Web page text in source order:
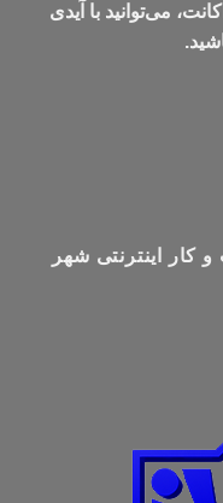
می‌توانید با آیدی
اینترنتی شهر